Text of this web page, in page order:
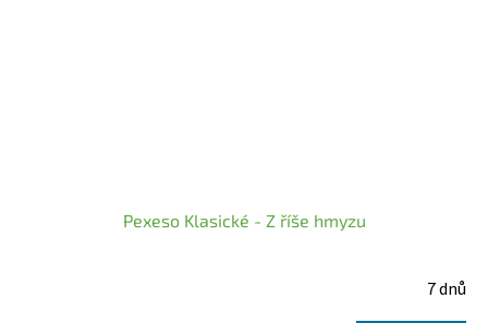
Pexeso Klasické - Z říše hmyzu
7 dnů